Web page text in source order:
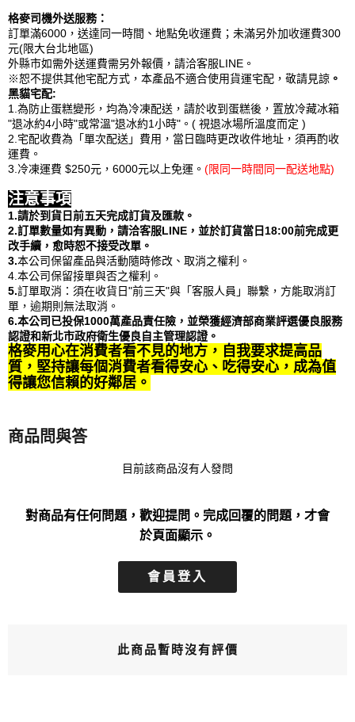
格麥司機外送服務：
訂單滿6000，送達同一時間、地點免收運費；未滿另外加收運費300
元(限大台北地區)
外縣市如需外送運費需另外報價，請洽客服LINE。
※恕不提供其他宅配方式，本產品不適合使用貨運宅配，敬請見諒 。
黑貓宅配:
1.為防止蛋糕變形，均為冷凍配送，請於收到蛋糕後，置放冷藏冰箱
"退冰約4小時"或常溫"退冰約1小時"。( 視退冰場所溫度而定 )
2.宅配收費為「單次配送」費用，當日臨時更改收件地址，須再酌收
運費。
3.冷凍運費 $250元，6000元以上免運。 (限同一時間同一配送地點)
注意事項
1.請於到貨日前五天完成訂貨及匯款。
2.訂單數量如有異動，請洽客服LINE，並於訂貨當日18:00前完成更
改手續，愈時恕不接受改單。
3.本公司保留產品與活動隨時修改、取消之權利。
4.本公司保留接單與否之權利。
5.訂單取消：須在收貨日"前三天"與「客服人員」聯繫，方能取消訂
單，逾期則無法取消。
6.本公司已投保1000萬產品責任險，並榮獲經濟部商業評選優良服務
認證和新北市政府衛生優良自主管理認證。
格麥用心在消費者看不見的地方，自我要求提高品
質，堅持讓每個消費者看得安心、吃得安心，成為值
得讓您信賴的好鄰居。
商品問與答
目前該商品沒有人發問
對商品有任何問題，歡迎提問。完成回覆的問題，才會
於頁面顯示。
會員登入
此商品暫時沒有評價